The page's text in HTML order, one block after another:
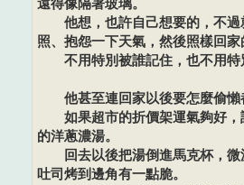
遠得像隔著玻璃。
他想，也許自己想要的，不過
照、抱怨一下天氣，然後照樣回家
不用特別被誰記住，也不用特
他甚至連回家以後要怎麼偷懶
如果超市的折價架運氣夠好，
的洋蔥濃湯。
回去以後把湯倒進馬克杯，微
吐司烤到邊角有一點脆。